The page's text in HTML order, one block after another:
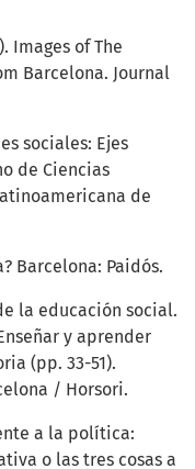
Images of The
Barcelona. Journal
sociales: Ejes
de Ciencias
de
Barcelona: Paidós.
la educación social.
y aprender
(pp. 33-51).
/ Horsori.
a la política:
o las tres cosas a